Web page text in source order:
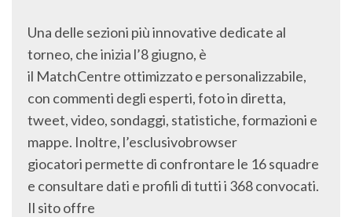
Una delle sezioni più innovative dedicate al
torneo, che inizia l’8 giugno, è
il MatchCentre ottimizzato e personalizzabile,
con commenti degli esperti, foto in diretta,
tweet, video, sondaggi, statistiche, formazioni e
mappe. Inoltre, l’esclusivobrowser
giocatori permette di confrontare le 16 squadre
e consultare dati e profili di tutti i 368 convocati.
Il sito offre